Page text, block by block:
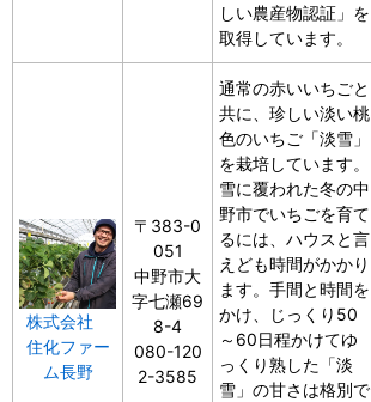
しい農産物認証」を
取得しています。
株式会社
住化ファー
ム長野
〒383-0
051
中野市大
字七瀬69
8-4
080-120
2-3585
通常の赤いいちごと
共に、珍しい淡い桃
色のいちご「淡雪」
を栽培しています。
雪に覆われた冬の中
野市でいちごを育て
るには、ハウスと言
えども時間がかかり
ます。手間と時間を
かけ、じっくり50
～60日程かけてゆ
っくり熟した「淡
雪」の甘さは格別で